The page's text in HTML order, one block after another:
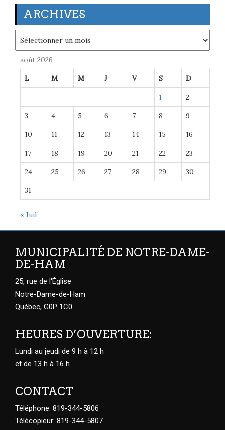
ARCHIVES
août 2026
L M M J V S D
1 2
3 4 5 6 7 8 9
10 11 12 13 14 15 16
17 18 19 20 21 22 23
24 25 26 27 28 29 30
31
« Juil
MUNICIPALITÉ DE NOTRE-DAME-
DE-HAM
25, rue de l'Église
Notre-Dame-de-Ham
Québec, G0P 1C0
HEURES D’OUVERTURE:
Lundi au jeudi de 9 h à 12 h
et de 13 h à 16 h
CONTACT
Téléphone: 819-344-5806
Télécopieur: 819-344-5807